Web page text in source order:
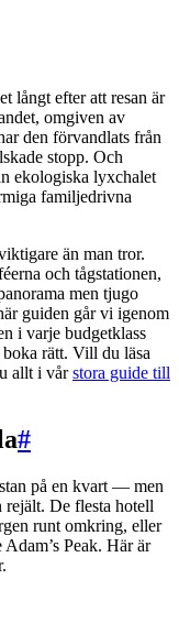
långt efter att resan är
omgiven av
den förvandlats från
stopp. Och
ekologiska lyxchalet
familjedrivna
än man tror.
och tågstationen,
men tjugo
guiden går vi igenom
i varje budgetklass
rätt. Vill du läsa
allt i vårstora guide till
#
på en kvart — men
rejält. De flesta hotell
runt omkring, eller
Peak. Här är